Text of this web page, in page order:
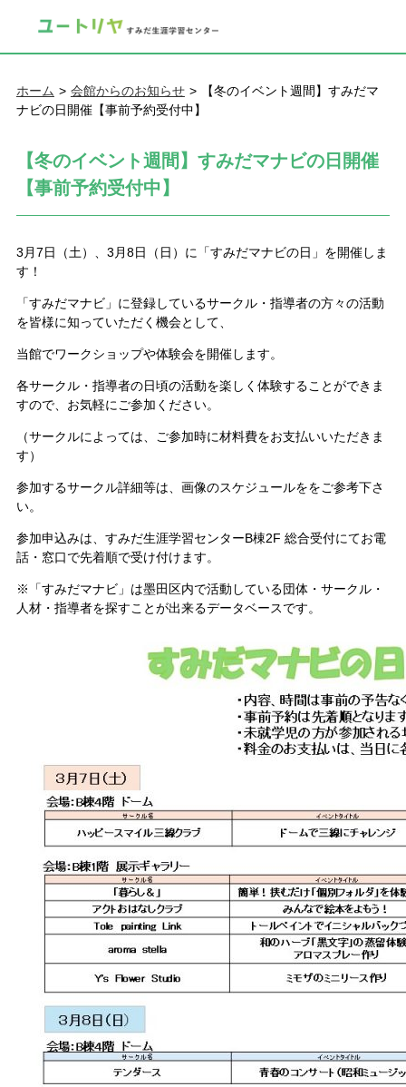
ホーム 会館からのお知らせ
【冬のイベント週間】すみだマ
ナビの日開催【事前予約受付中】
【冬のイベント週間】すみだマナビの日開催
【事前予約受付中】
3月7日（土）、3月8日（日）に「すみだマナビの日」を開催しま
す！
「すみだマナビ」に登録しているサークル・指導者の方々の活動
を皆様に知っていただく機会として、
当館でワークショップや体験会を開催します。
各サークル・指導者の日頃の活動を楽しく体験することができま
すので、お気軽にご参加ください。
（サークルによっては、ご参加時に材料費をお支払いいただきま
す）
参加するサークル詳細等は、画像のスケジュールををご参考下さ
い。
参加申込みは、すみだ生涯学習センターB棟2F 総合受付にてお電
話・窓口で先着順で受け付けます。
※「すみだマナビ」は墨田区内で活動している団体・サークル・
人材・指導者を探すことが出来るデータベースです。